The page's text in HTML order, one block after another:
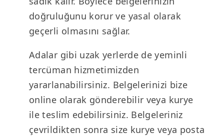
doğruluğunu korur ve yasal olarak
geçerli olmasını sağlar.
Adalar gibi uzak yerlerde de yeminli
tercüman hizmetimizden
yararlanabilirsiniz. Belgelerinizi bize
online olarak gönderebilir veya kurye
ile teslim edebilirsiniz. Belgeleriniz
çevrildikten sonra size kurye veya posta